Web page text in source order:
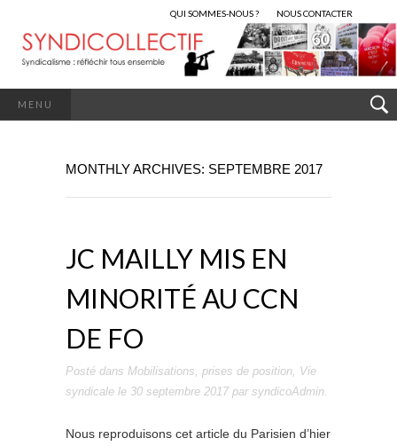
QUI SOMMES-NOUS ? NOUS CONTACTER
MENU
MONTHLY ARCHIVES: SEPTEMBRE 2017
JC MAILLY MIS EN
MINORITÉ AU CCN
DE FO
Posté dans Mobilisations, prises de position, Vie
syndicale le 30 septembre 2017par syndicoAdmin.
Nous reproduisons cet article du Parisien d’hier